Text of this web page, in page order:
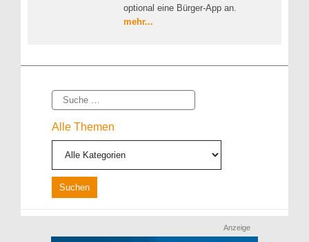
optional eine Bürger-App an.
mehr...
Suche
Alle Themen
Anzeige